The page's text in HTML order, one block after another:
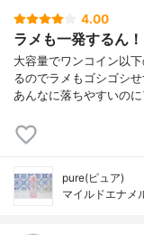
4.00
ラメも一発するん！
大容量でワンコイン以
るのでラメもゴシゴシ
あんなに落ちやすいの
pure(ピュア)
マイルドエナメ